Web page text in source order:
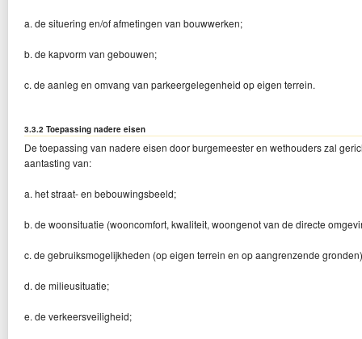
a. de situering en/of afmetingen van bouwwerken;
b. de kapvorm van gebouwen;
c. de aanleg en omvang van parkeergelegenheid op eigen terrein.
3.3.2 Toepassing nadere eisen
De toepassing van nadere eisen door burgemeester en wethouders zal
aantasting van:
a. het straat- en bebouwingsbeeld;
b. de woonsituatie (wooncomfort, kwaliteit, woongenot van de directe
c. de gebruiksmogelijkheden (op eigen terrein en op aangrenzende
d. de milieusituatie;
e. de verkeersveiligheid;